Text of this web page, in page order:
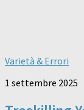
Varietà & Errori
1 settembre 2025